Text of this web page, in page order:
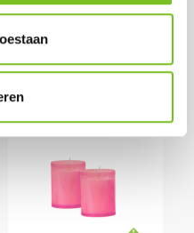
Op voorraad